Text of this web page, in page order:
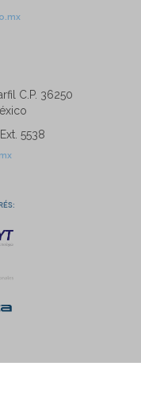
C.P. 36250
5538